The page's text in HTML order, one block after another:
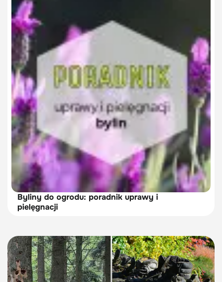
Byliny do ogrodu: poradnik uprawy i
pielęgnacji